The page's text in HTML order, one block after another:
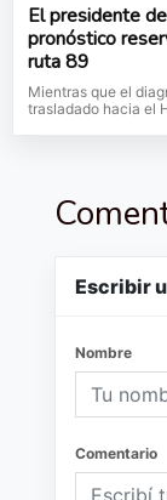
El presidente
pronóstico
ruta 89
Mientras que el
trasladado hacia el
Escribir
Nombre
Comentario